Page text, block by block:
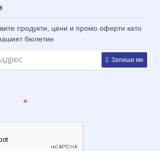
продукти, цени и промо оферти като
бюлетин
Запиши ме